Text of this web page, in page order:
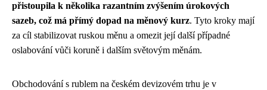
přistoupila k několika razantním zvýšením úrokových
sazeb, což má přímý dopad na měnový kurz. Tyto kroky mají
za cíl stabilizovat ruskou měnu a omezit její další případné
oslabování vůči koruně i dalším světovým měnám.
Obchodování s rublem na českém devizovém trhu je v